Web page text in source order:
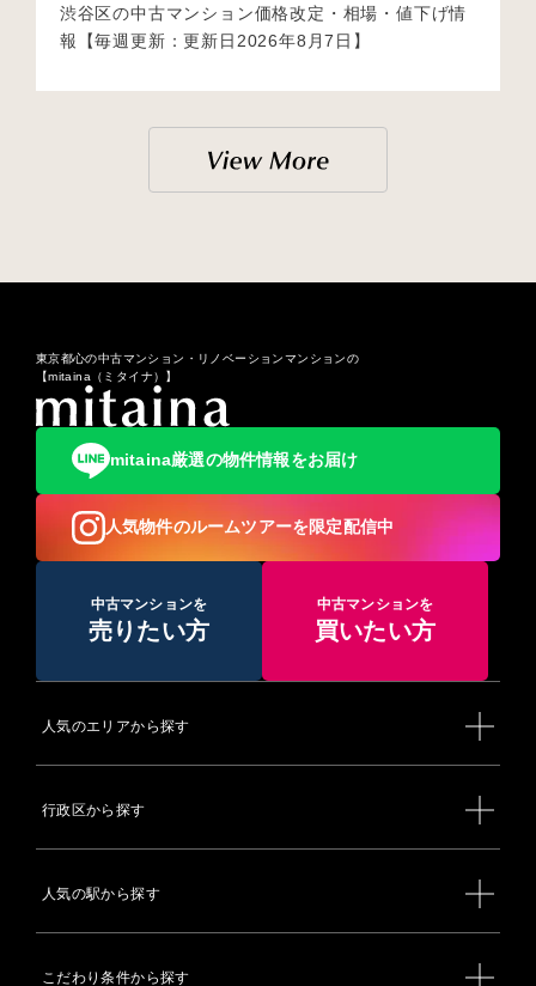
渋谷区の中古マンション価格改定・相場・値下げ情
報【毎週更新：更新日2026年8月7日】
東京都心の中古マンション・リノベーションマンションの
【mitaina（ミタイナ）】
mitaina厳選の物件情報をお届け
人気物件のルームツアーを限定配信中
中古マンションを
売りたい方
中古マンションを
買いたい方
人気のエリアから探す
行政区から探す
人気の駅から探す
こだわり条件から探す